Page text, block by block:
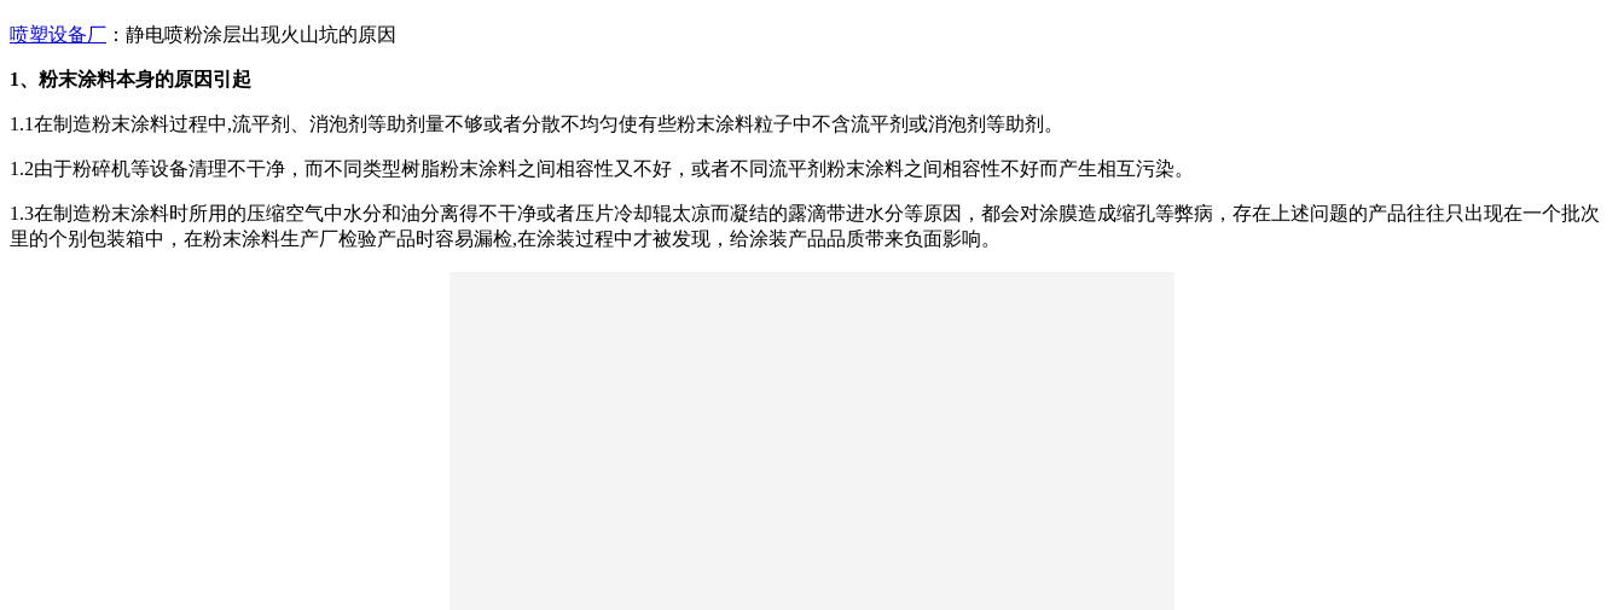
喷塑设备厂 ：静电喷粉涂层出现火山坑的原因
1、粉末涂料本身的原因引起
1.1在制造粉末涂料过程中,流平剂、消泡剂等助剂量不够或者分散不均匀使有些粉末涂料粒子中不含流平剂或消泡剂等助剂。
1.2由于粉碎机等设备清理不干净，而不同类型树脂粉末涂料之间相容性又不好，或者不同流平剂粉末涂料之间相容性不好而产生相互污染。
1.3在制造粉末涂料时所用的压缩空气中水分和油分离得不干净或者压片冷却辊太凉而凝结的露滴带进水分等原因，都会对涂膜造成缩孔等弊病，存在上述问题的产品往往只出现在一个批次
里的个别包装箱中，在粉末涂料生产厂检验产品时容易漏检,在涂装过程中才被发现，给涂装产品品质带来负面影响。